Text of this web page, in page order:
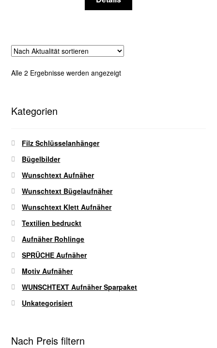
Alle 2 Ergebnisse werden angezeigtNach
Kategorien
Filz Schlüsselanhänger
Bügelbilder
Wunschtext Aufnäher
Wunschtext Bügelaufnäher
Wunschtext Klett Aufnäher
Textilien bedruckt
Aufnäher Rohlinge
SPRÜCHE Aufnäher
Motiv Aufnäher
WUNSCHTEXT Aufnäher Sparpaket
Unkategorisiert
Nach Preis filtern